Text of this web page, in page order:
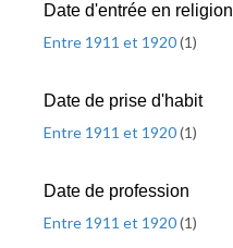
Date d'entrée en religion
Entre 1911 et 1920(1)
Date de prise d'habit
Entre 1911 et 1920(1)
Date de profession
Entre 1911 et 1920(1)